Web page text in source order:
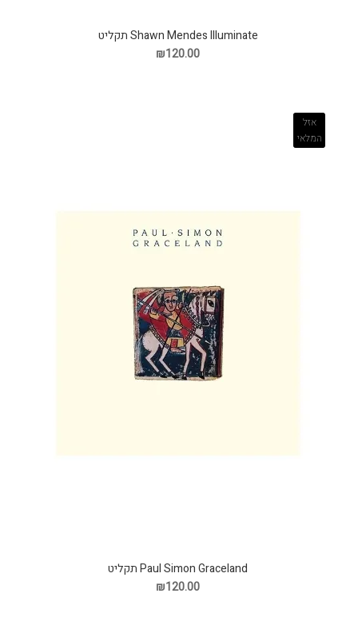
Shawn Mendes Illuminate תקליט
₪120.00
אזל
המלאי
Paul Simon Graceland תקליט
₪120.00